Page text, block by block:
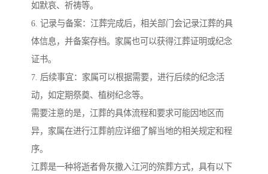
如默哀、祈祷等。
6. 记录与备案：江葬完成后，相关部门会记录江葬的具
体信息，并备案存档。家属也可以获得江葬证明或纪念
证书。
7. 后续事宜：家属可以根据需要，进行后续的纪念活
动，如定期祭奠、植树纪念等。
需要注意的是，江葬的具体流程和要求可能因地区而
异，家属在进行江葬前应详细了解当地的相关规定和程
序。
江葬是一种将逝者骨灰撒入江河的殡葬方式，具有以下